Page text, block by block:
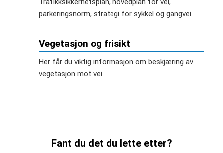
Trafikksikkerhetsplan, hovedplan for vei,
parkeringsnorm, strategi for sykkel og gangvei.
Vegetasjon og frisikt
Her får du viktig informasjon om beskjæring av
vegetasjon mot vei.
Fant du det du lette etter?